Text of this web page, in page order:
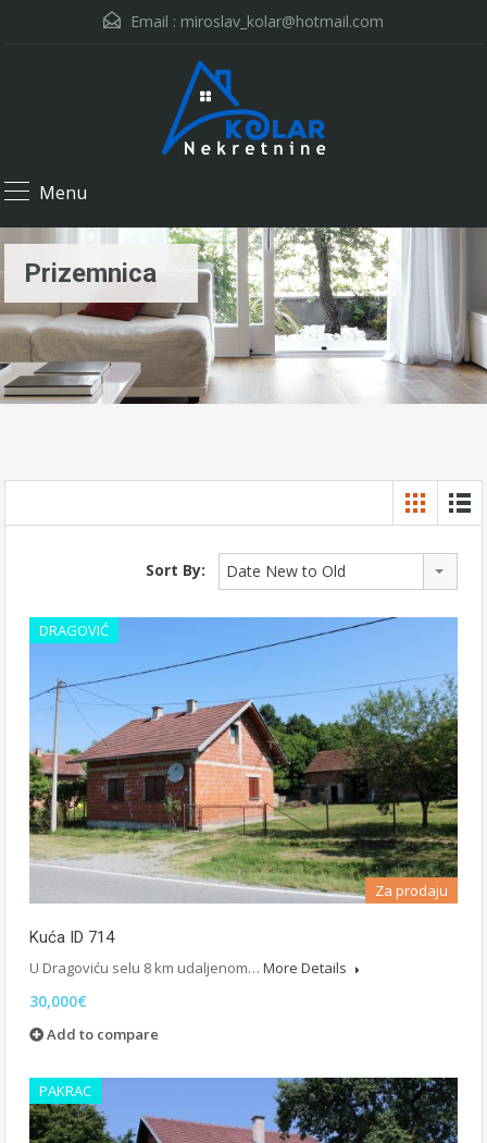
Email : miroslav_kolar@hotmail.com
Menu
Prizemnica
Sort By: Date New to Old
DRAGOVIĆ
Za prodaju
Kuća ID 714
U Dragoviću selu 8 km udaljenom… More Details
30,000€
Add to compare
PAKRAC